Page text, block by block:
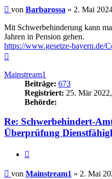
Beitrag
von Barbarossa » 2. Mai
Mit Schwerbehinderung kann
Jahren in Pension gehen.
https://www.gesetze-bayern.de/
Mainstream1
Beiträge: 673
Registriert: 25. Mär
Behörde:
Re: Schwerbehindert-
Überprüfung
Beitrag
von Mainstream1 » 2. Mai